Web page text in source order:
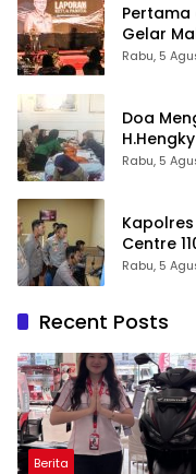
Pertama
Gelar
2026:
Rabu, 5
Doa
Hadir
Rabu, 5
Centre
Humanis
Rabu, 5
Recent Posts
Berita